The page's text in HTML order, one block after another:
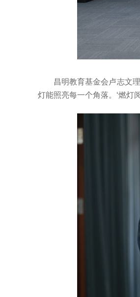
昌明教育基金会卢志文
灯能照亮每一个角落。‘燃灯